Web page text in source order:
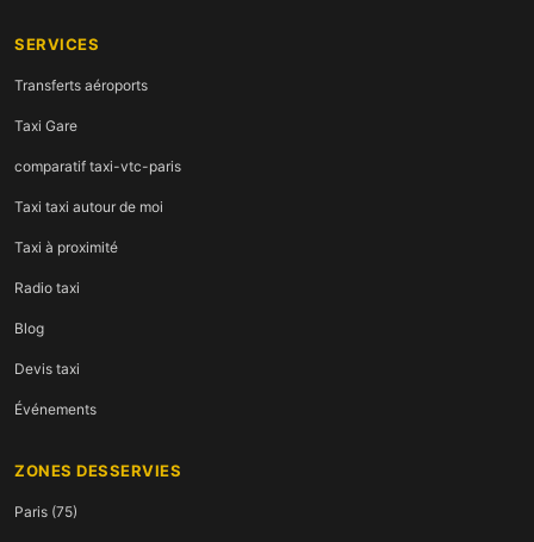
SERVICES
Transferts aéroports
Taxi Gare
comparatif taxi-vtc-paris
Taxi taxi autour de moi
Taxi à proximité
Radio taxi
Blog
Devis taxi
Événements
ZONES DESSERVIES
Paris (75)